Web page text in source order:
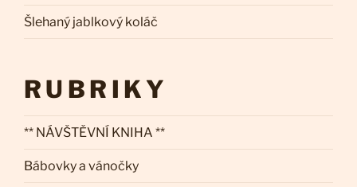
Šlehaný jablkový koláč
RUBRIKY
** NÁVŠTĚVNÍ KNIHA **
Bábovky a vánočky